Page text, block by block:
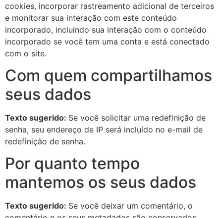
cookies, incorporar rastreamento adicional de terceiros
e monitorar sua interação com este conteúdo
incorporado, incluindo sua interação com o conteúdo
incorporado se você tem uma conta e está conectado
com o site.
Com quem compartilhamos
seus dados
Texto sugerido: Se você solicitar uma redefinição de
senha, seu endereço de IP será incluído no e-mail de
redefinição de senha.
Por quanto tempo
mantemos os seus dados
Texto sugerido: Se você deixar um comentário, o